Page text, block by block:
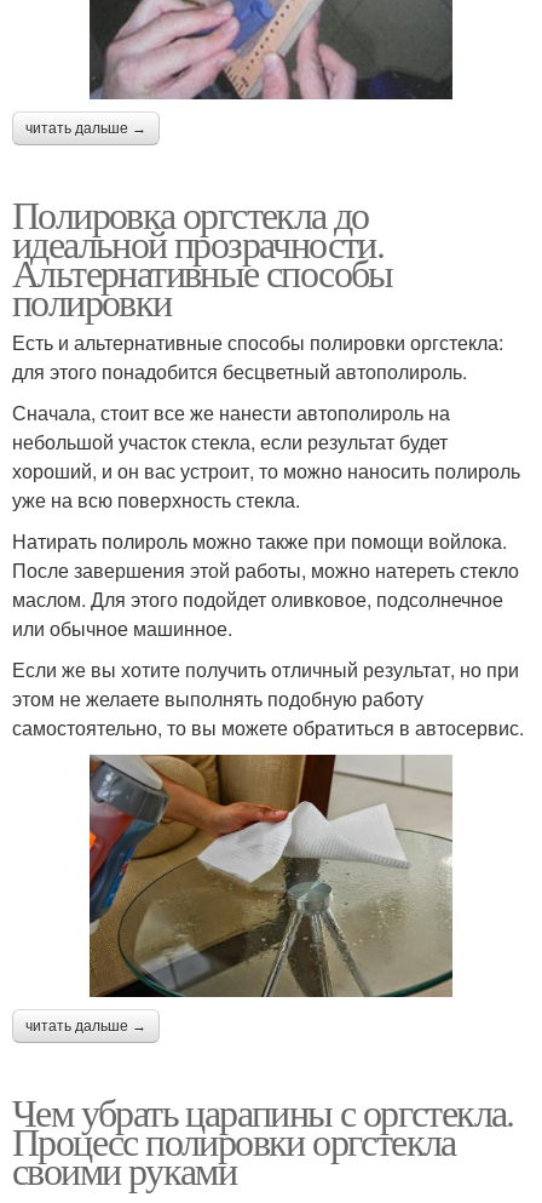
читать дальше →
Полировка оргстекла до
идеальной прозрачности.
Альтернативные способы
полировки
Есть и альтернативные способы полировки оргстекла:
для этого понадобится бесцветный автополироль.
Сначала, стоит все же нанести автополироль на
небольшой участок стекла, если результат будет
хороший, и он вас устроит, то можно наносить полироль
уже на всю поверхность стекла.
Натирать полироль можно также при помощи войлока.
После завершения этой работы, можно натереть стекло
маслом. Для этого подойдет оливковое, подсолнечное
или обычное машинное.
Если же вы хотите получить отличный результат, но при
этом не желаете выполнять подобную работу
самостоятельно, то вы можете обратиться в автосервис.
читать дальше →
Чем убрать царапины с оргстекла.
Процесс полировки оргстекла
своими руками